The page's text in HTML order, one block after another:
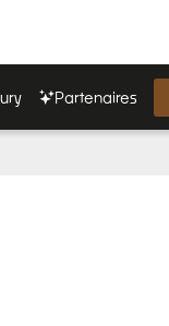
Partenaires